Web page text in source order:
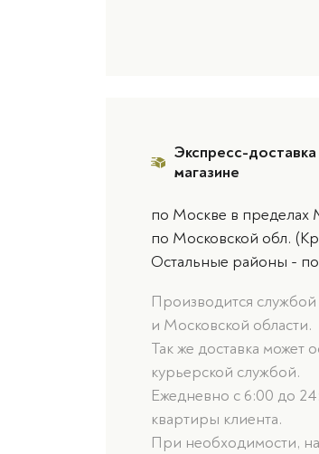
Экспресс-доставка
магазине
по Москве в пределах
по Московской обл.
Остальные районы -
Производится
и Московской области.
Так же доставка может
курьерской службой.
Ежедневно с 6:00 до
квартиры клиента.
При необходимости,